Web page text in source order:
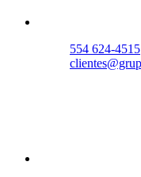
554 624-4515